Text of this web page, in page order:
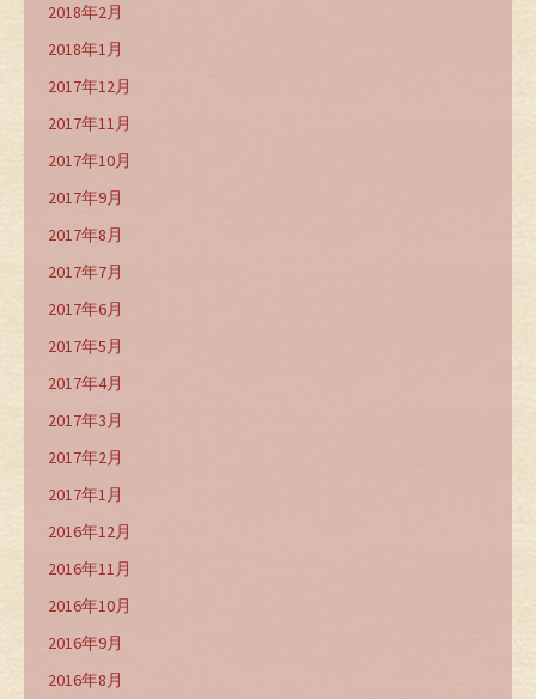
2018年2月
2018年1月
2017年12月
2017年11月
2017年10月
2017年9月
2017年8月
2017年7月
2017年6月
2017年5月
2017年4月
2017年3月
2017年2月
2017年1月
2016年12月
2016年11月
2016年10月
2016年9月
2016年8月